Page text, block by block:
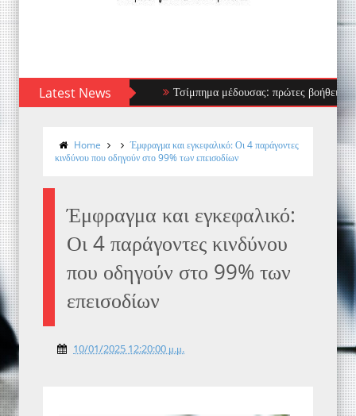
Latest News Τσίμπημα μέδουσας: πρώτες βοήθειες, τι να
Home
Έμφραγμα και εγκεφαλικό: Οι 4 παράγοντες
κινδύνου που οδηγούν στο 99% των επεισοδίων
Έμφραγμα και εγκεφαλικό:
Οι 4 παράγοντες κινδύνου
που οδηγούν στο 99% των
επεισοδίων
10/01/2025 12:20:00 μ.μ.